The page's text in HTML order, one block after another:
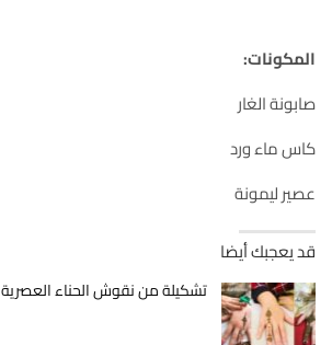
المكونات:
صابونة الغار
كاس ماء ورد
عصير ليمونة
قد يعجبك أيضا
تشكيلة من نقوش الحناء العصرية